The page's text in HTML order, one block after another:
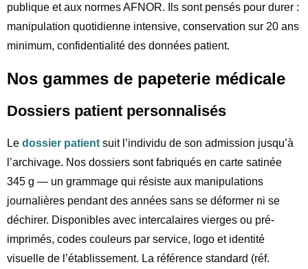
publique et aux normes AFNOR. Ils sont pensés pour durer :
manipulation quotidienne intensive, conservation sur 20 ans
minimum, confidentialité des données patient.
Nos gammes de papeterie médicale
Dossiers patient personnalisés
Le dossier patient suit l’individu de son admission jusqu’à
l’archivage. Nos dossiers sont fabriqués en carte satinée
345 g — un grammage qui résiste aux manipulations
journalières pendant des années sans se déformer ni se
déchirer. Disponibles avec intercalaires vierges ou pré-
imprimés, codes couleurs par service, logo et identité
visuelle de l’établissement. La référence standard (réf.